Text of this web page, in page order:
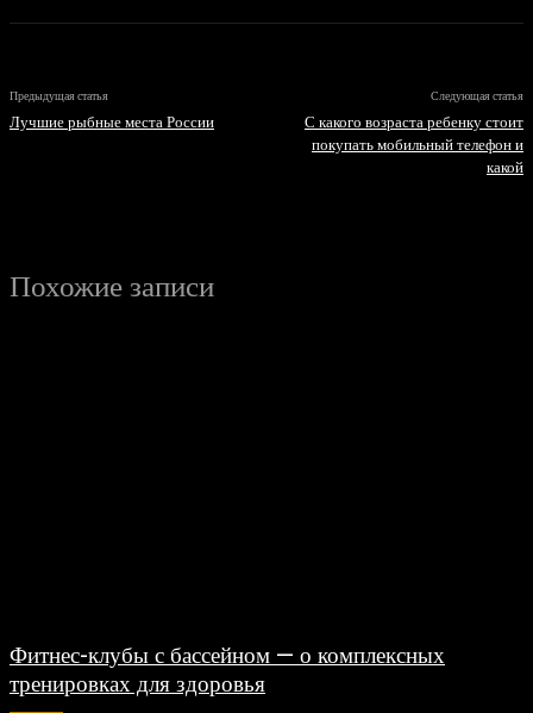
Предыдущая статья
Лучшие рыбные места России
Следующая статья
С какого возраста ребенку стоит
покупать мобильный телефон и
какой
Похожие записи
Фитнес-клубы с бассейном — о комплексных
тренировках для здоровья